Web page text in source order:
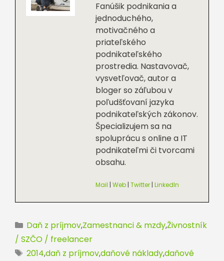
Fanúšik podnikania a
jednoduchého,
motivačného a
priateľského
podnikateľského
prostredia. Nastavovač,
vysvetľovač, autor a
bloger so záľubou v
poľudšťovaní jazyka
podnikateľských zákonov.
Špecializujem sa na
spoluprácu s online a IT
podnikateľmi či tvorcami
obsahu.
Mail | Web | Twitter | LinkedIn
Kategórie
Daň z príjmov,Zamestnanci & mzdy,Živnostník
/ SZČO / freelancer
Značky
2014,daň z príjmov,daňové náklady,daňové